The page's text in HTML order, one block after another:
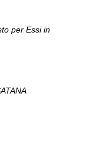
per Essi in